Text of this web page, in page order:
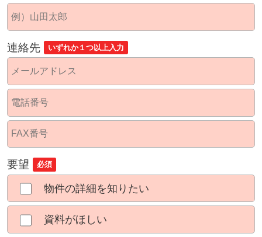
連絡先 いずれか１つ以上入力
要望 必須
物件の詳細を知りたい
資料がほしい